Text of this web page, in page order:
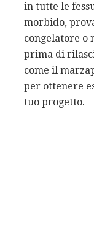
in tutte le
morbido,
congelatore
prima di
come il
per ottenere
tuo progetto.